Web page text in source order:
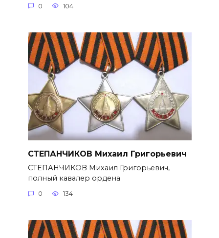
0 104
СТЕПАНЧИКОВ Михаил Григорье­вич
СТЕПАНЧИКОВ Михаил Григорье­вич,
полный кавалер ордена
0 134